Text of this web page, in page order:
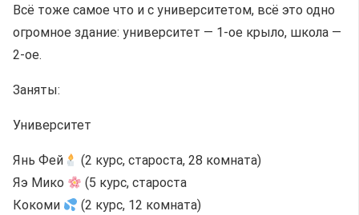
Всё тоже самое что и с университетом, всё это одно
огромное здание: университет — 1-ое крыло, школа —
2-ое.
Заняты:
Университет
Янь Фей
(2 курс, староста, 28 комната)
Яэ Мико
(5 курс, староста
Кокоми
(2 курс, 12 комната)